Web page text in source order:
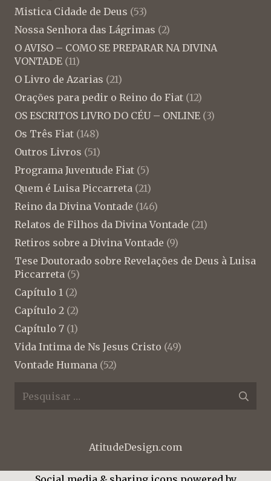
Mistica Cidade de Deus (53)
Nossa Senhora das Lágrimas (2)
O AVISO – COMO SE PREPARAR NA DIVINA
VONTADE (11)
O Livro de Azarias (21)
Orações para pedir o Reino do Fiat (12)
OS ESCRITOS LIVRO DO CÉU – ONLINE (3)
Os Três Fiat (148)
Outros Livros (51)
Programa Juventude Fiat (5)
Quem é Luisa Piccarreta (21)
Reino da Divina Vontade (146)
Relatos de Filhos da Divina Vontade (21)
Retiros sobre a Divina Vontade (9)
Tese Doutorado sobre Revelações de Deus à Luisa
Piccarreta (5)
Capítulo 1 (2)
Capítulo 2 (2)
Capítulo 7 (1)
Vida Intima de Ns Jesus Cristo (49)
Vontade Humana (52)
Pesquisar
AtitudeDesign.com